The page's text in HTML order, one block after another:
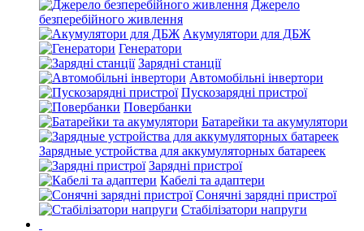
Джерело
безперебійного живлення
Акумулятори для ДБЖ
Генератори
Зарядні станції
Автомобільні інвертори
Пускозарядні пристрої
Повербанки
Батарейки та акумулятори
Зарядные устройства для аккумуляторных батареек
Зарядні пристрої
Кабелі та адаптери
Сонячні зарядні пристрої
Стабілізатори напруги